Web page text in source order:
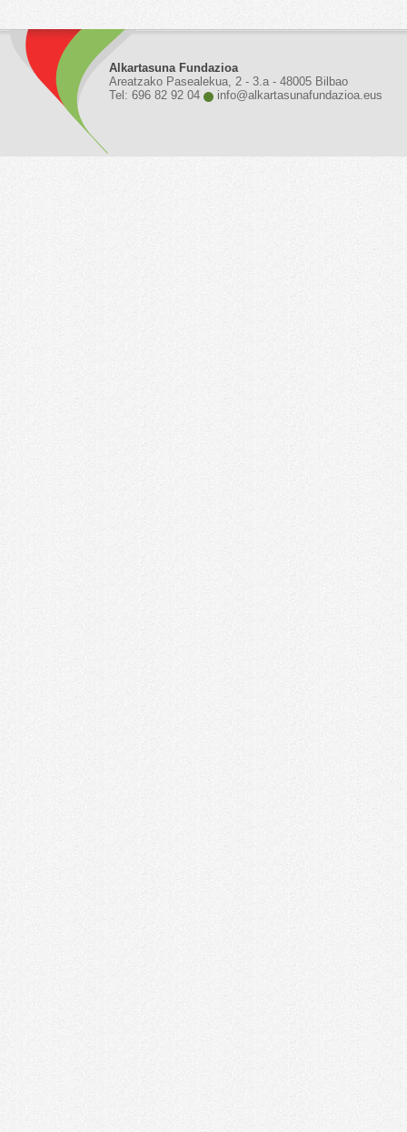
Alkartasuna Fundazioa
Areatzako Pasealekua, 2 - 3.a - 48005 Bilbao
Tel: 696 82 92 04
info@alkartasunafundazioa.eus